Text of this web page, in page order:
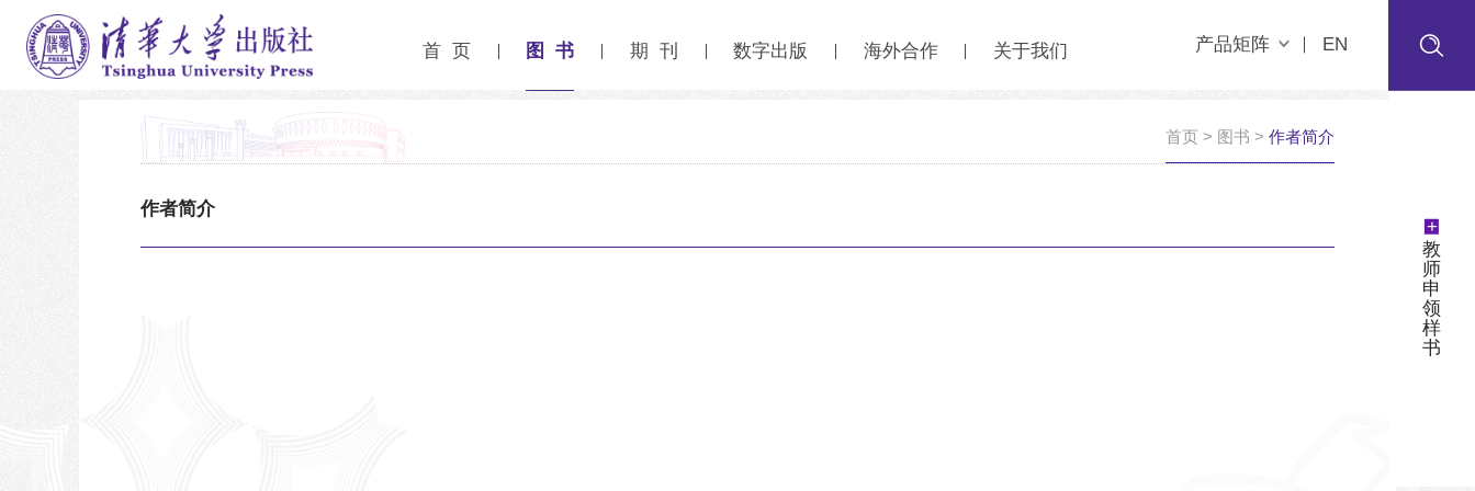
首 页 图 书 期 刊 数字出版 海外合作 关于我们 产品矩阵 EN
+
教
师
申
领
样
书
首页 > 图书 > 作者简介
作者简介